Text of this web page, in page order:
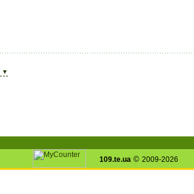
▼
109.te.ua © 2009-2026